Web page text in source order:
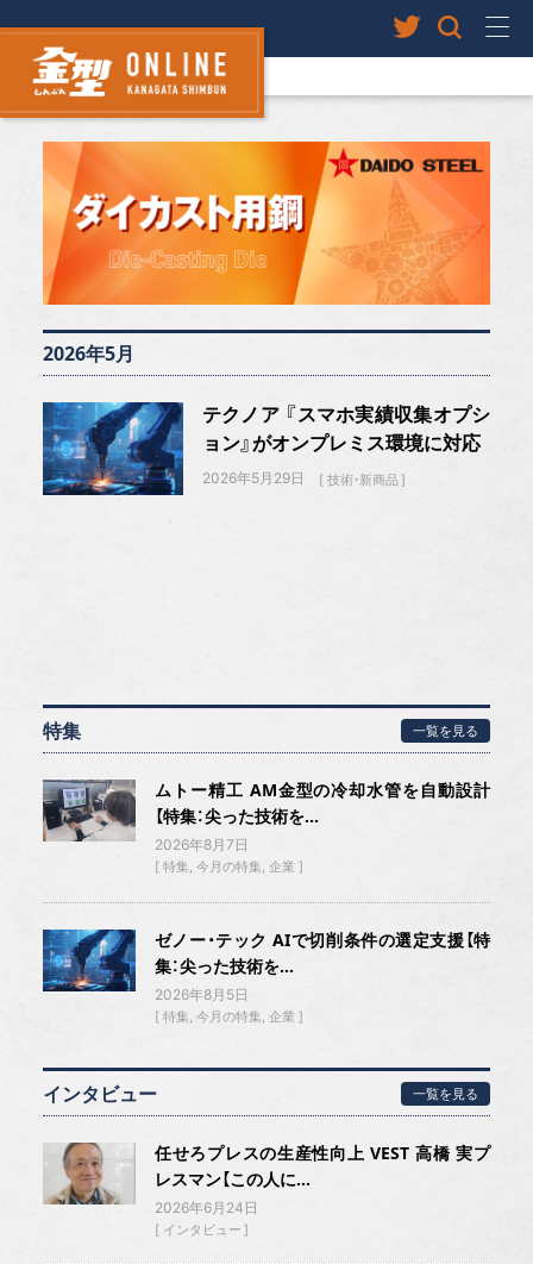
2026年5月
テクノア 『スマホ実績収集オプシ
ョン』がオンプレミス環境に対応
2026年5月29日 技術・新商品
特集 一覧を見る
ムトー精工 AM金型の冷却水管を自動設計
【特集：尖った技術を...
2026年8月7日
特集 今月の特集 企業
ゼノー・テック AIで切削条件の選定支援【特
集：尖った技術を...
2026年8月5日
特集 今月の特集 企業
インタビュー 一覧を見る
任せろプレスの生産性向上 VEST 高橋 実プ
レスマン【この人に...
2026年6月24日
インタビュー